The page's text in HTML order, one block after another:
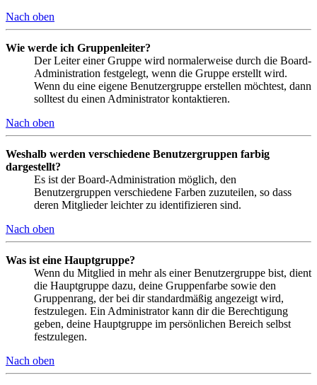
Nach oben
Wie werde ich Gruppenleiter?
Der Leiter einer Gruppe wird normalerweise durch die Board-
Administration festgelegt, wenn die Gruppe erstellt wird.
Wenn du eine eigene Benutzergruppe erstellen möchtest, dann
solltest du einen Administrator kontaktieren.
Nach oben
Weshalb werden verschiedene Benutzergruppen farbig
dargestellt?
Es ist der Board-Administration möglich, den
Benutzergruppen verschiedene Farben zuzuteilen, so dass
deren Mitglieder leichter zu identifizieren sind.
Nach oben
Was ist eine Hauptgruppe?
Wenn du Mitglied in mehr als einer Benutzergruppe bist, dient
die Hauptgruppe dazu, deine Gruppenfarbe sowie den
Gruppenrang, der bei dir standardmäßig angezeigt wird,
festzulegen. Ein Administrator kann dir die Berechtigung
geben, deine Hauptgruppe im persönlichen Bereich selbst
festzulegen.
Nach oben